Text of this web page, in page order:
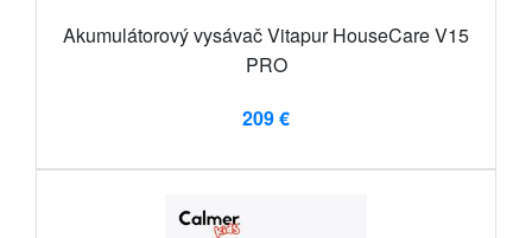
Akumulátorový vysávač Vitapur HouseCare V15
PRO
209 €